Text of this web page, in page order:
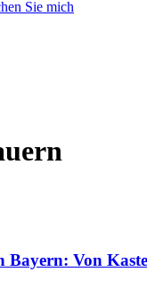
Sie mich
Bayern: Von